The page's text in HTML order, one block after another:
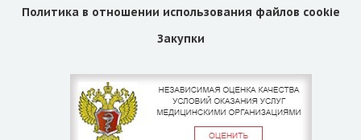
Политика в отношении использования файлов cookie
Закупки